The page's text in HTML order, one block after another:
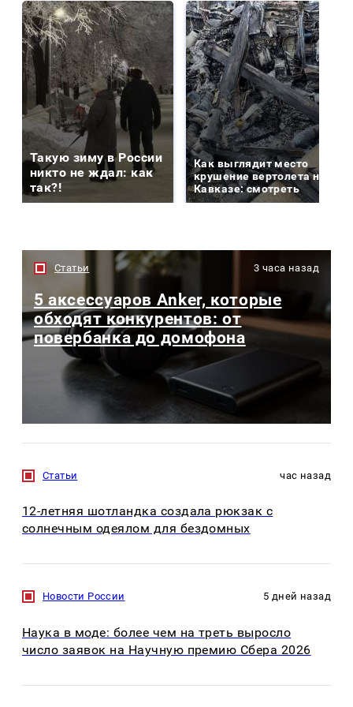
Такую зиму в России
никто не ждал: как
так?!
Как выглядит место
крушение вертолета на
Кавказе: смотреть
Статьи 3 часа назад
5 аксессуаров Anker, которые
обходят конкурентов: от
повербанка до домофона
Статьи час назад
12-летняя шотландка создала рюкзак с
солнечным одеялом для бездомных
Новости России 5 дней назад
Наука в моде: более чем на треть выросло
число заявок на Научную премию Сбера 2026